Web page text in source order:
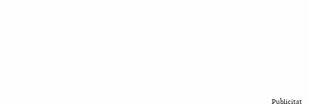
Publicitat